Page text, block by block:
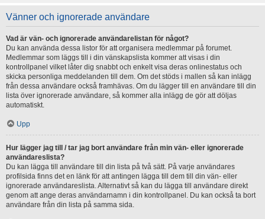
Vänner och ignorerade användare
Vad är vän- och ignorerade användarelistan för något?
Du kan använda dessa listor för att organisera medlemmar på forumet.
Medlemmar som läggs till i din vänskapslista kommer att visas i din
kontrollpanel vilket låter dig snabbt och enkelt visa deras onlinestatus och
skicka personliga meddelanden till dem. Om det stöds i mallen så kan inlägg
från dessa användare också framhävas. Om du lägger till en användare till din
lista över ignorerade användare, så kommer alla inlägg de gör att döljas
automatiskt.
Upp
Hur lägger jag till / tar jag bort användare från min vän- eller ignorerade
användareslista?
Du kan lägga till användare till din lista på två sätt. På varje användares
profilsida finns det en länk för att antingen lägga till dem till din vän- eller
ignorerade användareslista. Alternativt så kan du lägga till användare direkt
genom att ange deras användarnamn i din kontrollpanel. Du kan också ta bort
användare från din lista på samma sida.